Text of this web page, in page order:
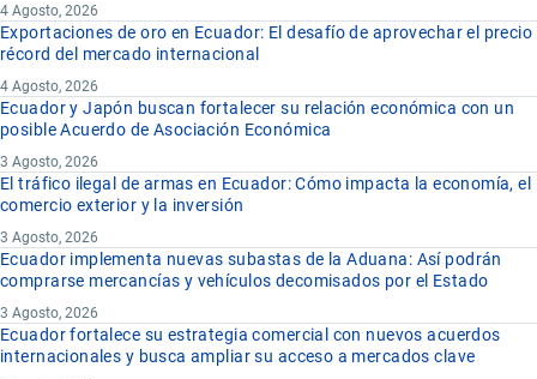
4 Agosto, 2026
Exportaciones de oro en Ecuador: El desafío de aprovechar el precio
récord del mercado internacional
4 Agosto, 2026
Ecuador y Japón buscan fortalecer su relación económica con un
posible Acuerdo de Asociación Económica
3 Agosto, 2026
El tráfico ilegal de armas en Ecuador: Cómo impacta la economía, el
comercio exterior y la inversión
3 Agosto, 2026
Ecuador implementa nuevas subastas de la Aduana: Así podrán
comprarse mercancías y vehículos decomisados por el Estado
3 Agosto, 2026
Ecuador fortalece su estrategia comercial con nuevos acuerdos
internacionales y busca ampliar su acceso a mercados clave